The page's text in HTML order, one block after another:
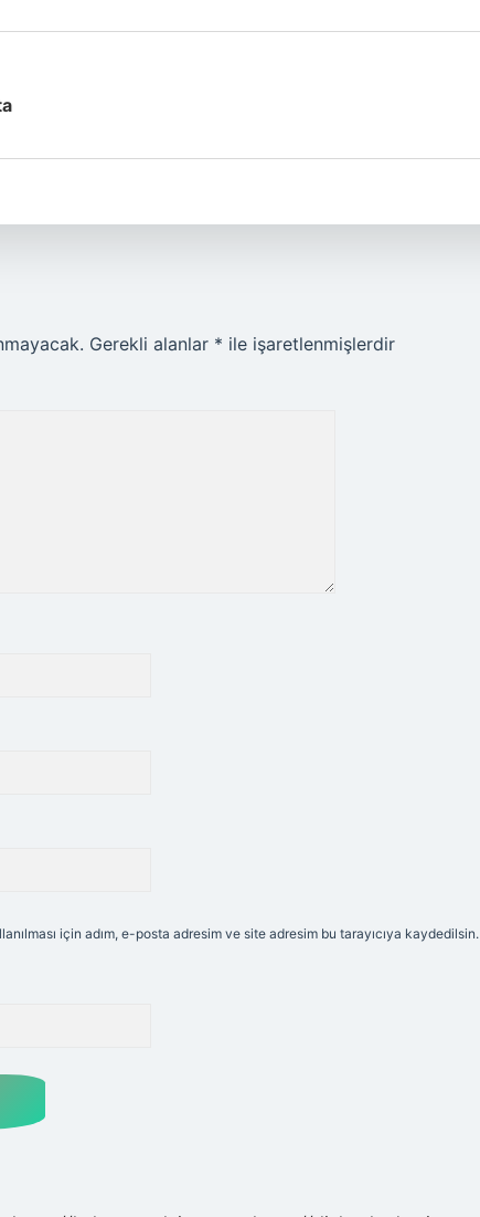
Gerekli alanlar * ile işaretlenmişlerdir
için adım, e-posta adresim ve site adresim bu tarayıcıya kaydedilsin.